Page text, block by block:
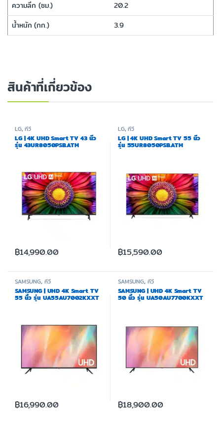
สินค้าที่เกี่ยวข้อง
LG,ทีวี
LG | 4K UHD Smart TV 43 นิ้ว
รุ่น 43UR8050PSB.ATM
฿14,990.00
LG,ทีวี
LG | 4K UHD Smart TV 55 นิ้ว
รุ่น 55UR8050PSB.ATM
฿15,590.00
SAMSUNG, ทีวี
SAMSUNG | UHD 4K Smart TV
55 นิ้ว รุ่น UA55AU7002KXXT
฿16,990.00
SAMSUNG, ทีวี
SAMSUNG | UHD 4K Smart TV
50 นิ้ว รุ่น UA50AU7700KXXT
฿18,900.00
ความลึก (ซม.)
20.2
น้ำหนัก (กก.)
3.9